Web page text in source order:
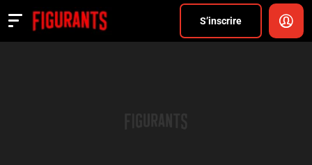
S’inscrire
Actualités